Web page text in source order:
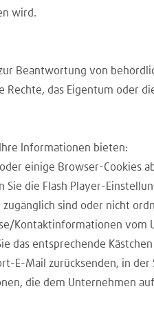
wird.
Beantwortung von
das Eigentum oder
Informationen bieten:
einige Browser-Cookies
die Flash Player-
sind oder nicht
Kontaktinformationen
entsprechende
E-Mail zurücksenden, in
die dem Unternehmen